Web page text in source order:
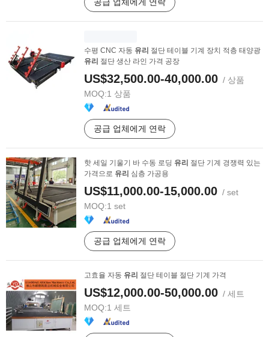
수평 CNC 자동 유리 절단 테이블 기계 장치 적층 태양광
유리 절단 생산 라인 가격 공장
US$32,500.00-40,000.00 / 상품
MOQ:1 상품
공급 업체에게 연락
핫 세일 기울기 바 수동 로딩 유리 절단 기계 경쟁력 있는
가격으로 유리 심층 가공용
US$11,000.00-15,000.00 / set
MOQ:1 set
공급 업체에게 연락
고효율 자동 유리 절단 테이블 절단 기계 가격
US$12,000.00-50,000.00 / 세트
MOQ:1 세트